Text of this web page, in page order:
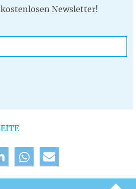
Newsletter!